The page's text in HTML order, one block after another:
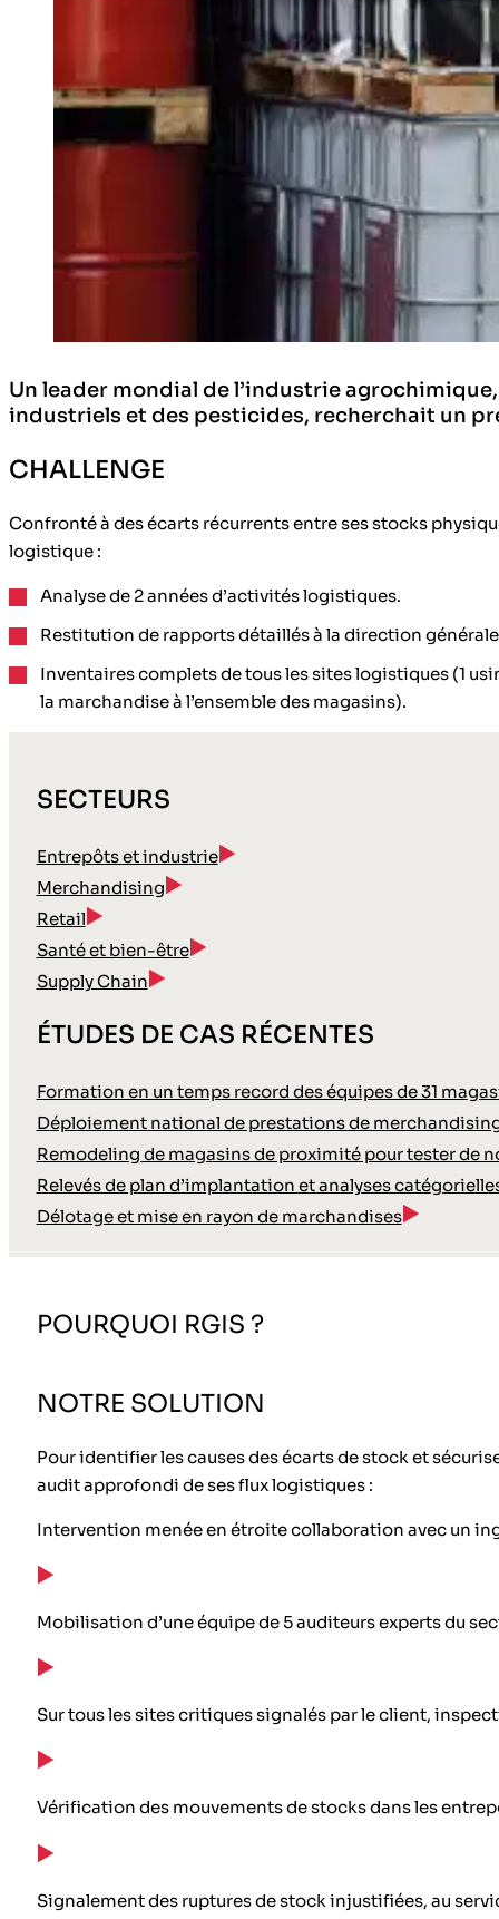
Un leader mondial de l’industrie
industriels et des pesticides, recherchait un
CHALLENGE
Confronté à des écarts récurrents entre ses stocks
logistique :
Analyse de 2 années d’activités logistiques.
Restitution de rapports détaillés à la direction
Inventaires complets de tous les sites logistiques (1
la marchandise à l’ensemble des magasins).
SECTEURS
Entrepôts et industrie
Merchandising
Retail
Santé et bien-être
Supply Chain
ÉTUDES DE CAS RÉCENTES
Formation en un temps record des équipes de 31
Déploiement national de prestations de
Remodeling de magasins de proximité pour tester de
Relevés de plan d’implantation et analyses
Délotage et mise en rayon de marchandises
POURQUOI RGIS ?
NOTRE SOLUTION
Pour identifier les causes des écarts de stock et
audit approfondi de ses flux logistiques :
Intervention menée en étroite collaboration avec un
Mobilisation d’une équipe de 5 auditeurs experts du
Sur tous les sites critiques signalés par le client,
Vérification des mouvements de stocks dans les
Signalement des ruptures de stock injustifiées, au